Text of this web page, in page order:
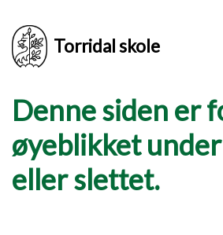
Torridal skole
Denne siden er
øyeblikket
eller slettet.